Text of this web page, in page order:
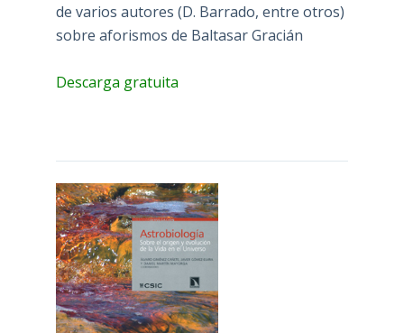
de varios autores (D. Barrado, entre otros)
sobre aforismos de Baltasar Gracián
Descarga gratuita